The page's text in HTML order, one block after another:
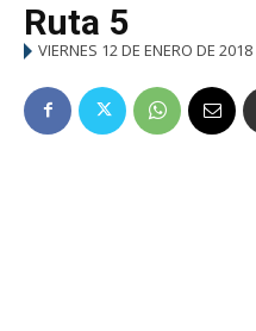
Ruta 5
VIERNES 12 DE ENERO DE 2018